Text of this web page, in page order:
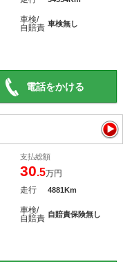
車検/
自賠責 車検無し
電話をかける
支払総額
30.5万円
走行 4881Km
車検/
自賠責 自賠責保険無し